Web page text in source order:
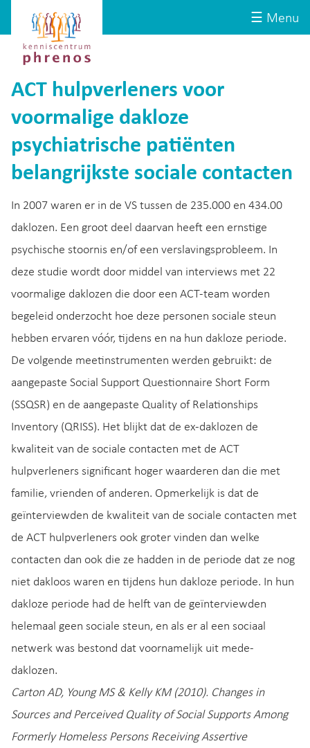
☰ Menu
Kenniscentrum
Phrenos
website
ACT hulpverleners voor
voormalige dakloze
psychiatrische patiënten
belangrijkste sociale contacten
In 2007 waren er in de VS tussen de 235.000 en 434.00
daklozen. Een groot deel daarvan heeft een ernstige
psychische stoornis en/of een verslavingsprobleem. In
deze studie wordt door middel van interviews met 22
voormalige daklozen die door een ACT-team worden
begeleid onderzocht hoe deze personen sociale steun
hebben ervaren vóór, tijdens en na hun dakloze periode.
De volgende meetinstrumenten werden gebruikt: de
aangepaste Social Support Questionnaire Short Form
(SSQSR) en de aangepaste Quality of Relationships
Inventory (QRISS). Het blijkt dat de ex-daklozen de
kwaliteit van de sociale contacten met de ACT
hulpverleners significant hoger waarderen dan die met
familie, vrienden of anderen. Opmerkelijk is dat de
geïnterviewden de kwaliteit van de sociale contacten met
de ACT hulpverleners ook groter vinden dan welke
contacten dan ook die ze hadden in de periode dat ze nog
niet dakloos waren en tijdens hun dakloze periode. In hun
dakloze periode had de helft van de geïnterviewden
helemaal geen sociale steun, en als er al een sociaal
netwerk was bestond dat voornamelijk uit mede-
daklozen.
Carton AD, Young MS & Kelly KM (2010). Changes in
Sources and Perceived Quality of Social Supports Among
Formerly Homeless Persons Receiving Assertive